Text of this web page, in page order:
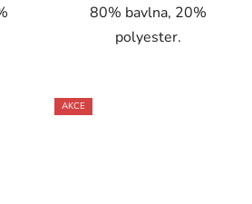
80% bavlna, 20%
polyester.
AKCE